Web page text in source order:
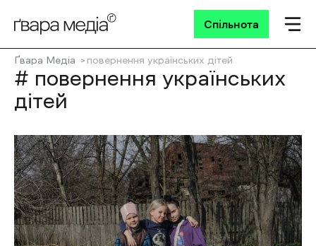
Спільнота
Ґвара Медіа повернення українських дітей
# повернення українських
дітей